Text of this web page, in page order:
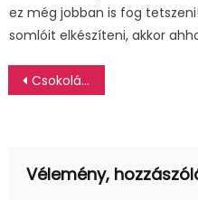
ez még jobban is fog
somlóit elkészíteni, akkor
Bejegyzés
Csokoládé mousse tojás nélkül
Vélemény,